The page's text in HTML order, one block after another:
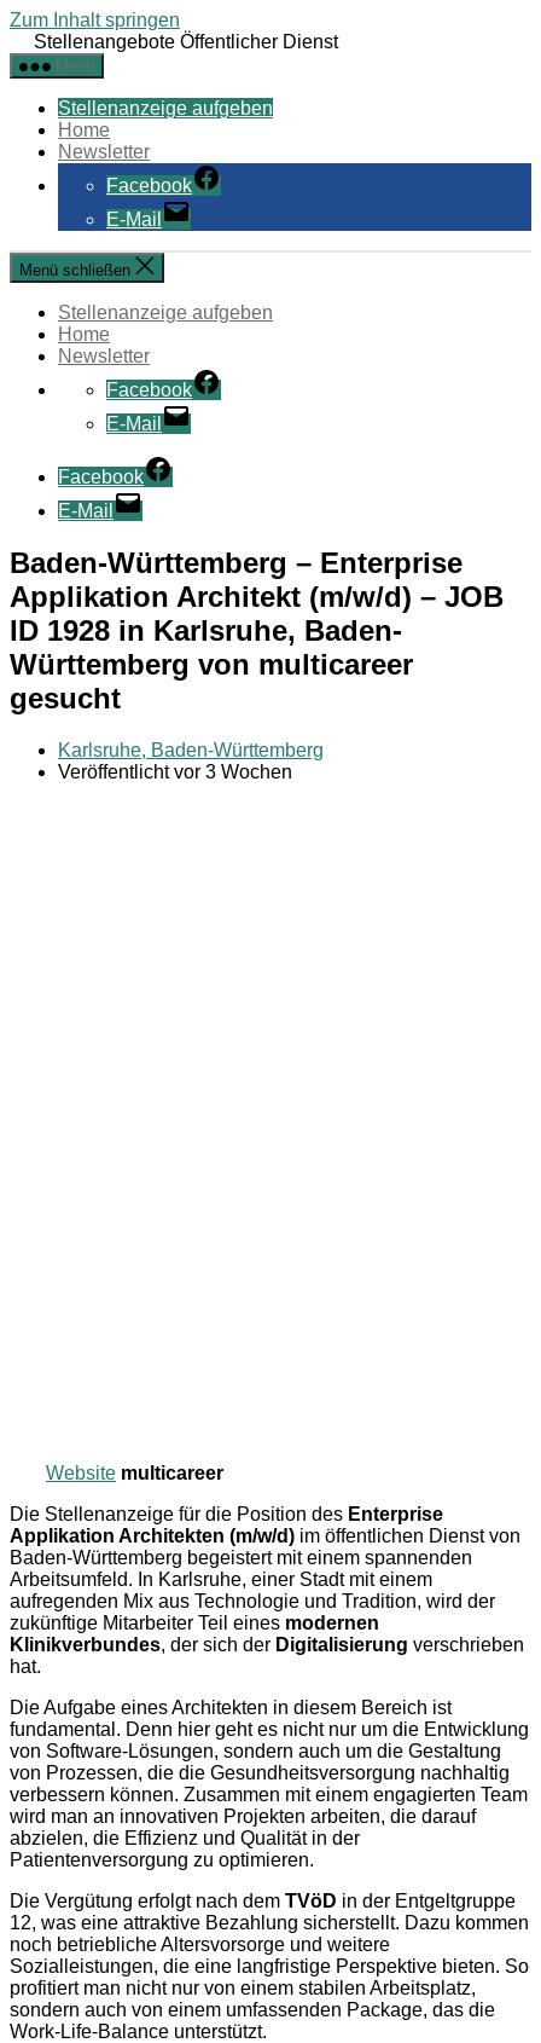
Zum Inhalt springen
Stellenangebote Öffentlicher Dienst
Menü
Stellenanzeige aufgeben
Home
Newsletter
Facebook
E-Mail
Menü schließen
Stellenanzeige aufgeben
Home
Newsletter
Facebook
E-Mail
Facebook
E-Mail
Baden-Württemberg – Enterprise
Applikation Architekt (m/w/d) – JOB
ID 1928 in Karlsruhe, Baden-
Württemberg von multicareer
gesucht
Karlsruhe, Baden-Württemberg
Veröffentlicht vor 3 Wochen
Website multicareer
Die Stellenanzeige für die Position des Enterprise
Applikation Architekten (m/w/d) im öffentlichen Dienst von
Baden-Württemberg begeistert mit einem spannenden
Arbeitsumfeld. In Karlsruhe, einer Stadt mit einem
aufregenden Mix aus Technologie und Tradition, wird der
zukünftige Mitarbeiter Teil eines modernen
Klinikverbundes, der sich der Digitalisierung verschrieben
hat.
Die Aufgabe eines Architekten in diesem Bereich ist
fundamental. Denn hier geht es nicht nur um die Entwicklung
von Software-Lösungen, sondern auch um die Gestaltung
von Prozessen, die die Gesundheitsversorgung nachhaltig
verbessern können. Zusammen mit einem engagierten Team
wird man an innovativen Projekten arbeiten, die darauf
abzielen, die Effizienz und Qualität in der
Patientenversorgung zu optimieren.
Die Vergütung erfolgt nach dem TVöD in der Entgeltgruppe
12, was eine attraktive Bezahlung sicherstellt. Dazu kommen
noch betriebliche Altersvorsorge und weitere
Sozialleistungen, die eine langfristige Perspektive bieten. So
profitiert man nicht nur von einem stabilen Arbeitsplatz,
sondern auch von einem umfassenden Package, das die
Work-Life-Balance unterstützt.